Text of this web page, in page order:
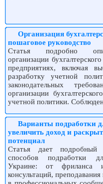
Организация
пошаговое руководство
Статья подробно
организации
предприятиях, включая
разработку учетной
законодательных
организации
учетной политики.
Варианты подработки
увеличить доход и
потенциал
Статья дает подробный
способов подработки
Украине: от фриланса
консультаций,